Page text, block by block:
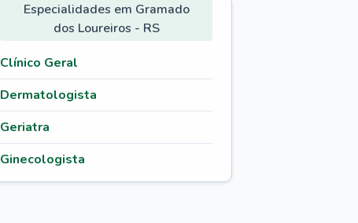
Especialidades em Gramado
dos Loureiros - RS
Clínico Geral
Dermatologista
Geriatra
Ginecologista